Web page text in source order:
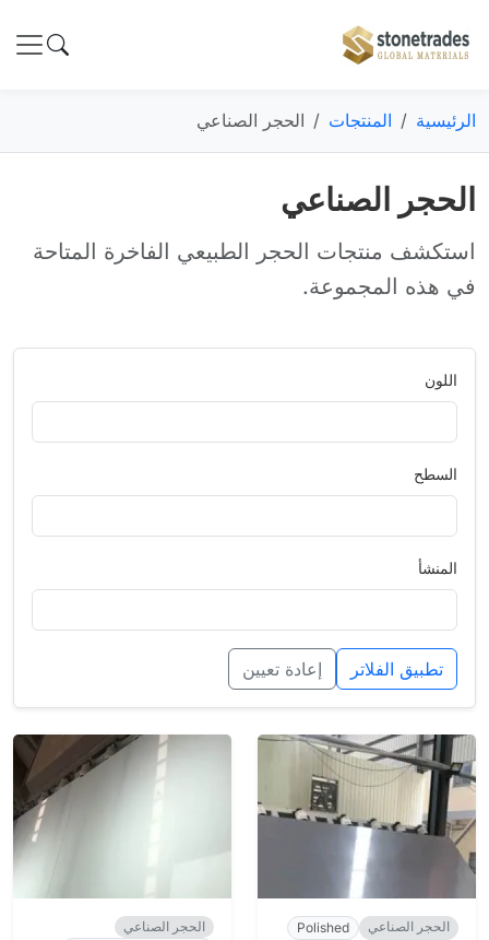
الرئيسية المنتجات الحجر الصناعي
الحجر الصناعي
استكشف منتجات الحجر الطبيعي الفاخرة المتاحة
في هذه المجموعة.
اللون
السطح
المنشأ
تطبيق الفلاتر إعادة تعيين
الحجر الصناعي Polished
الحجر الصناعي